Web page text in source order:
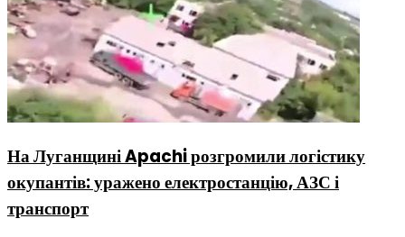
На Луганщині Apachi розгромили логістику
окупантів: уражено електростанцію, АЗС і
транспорт